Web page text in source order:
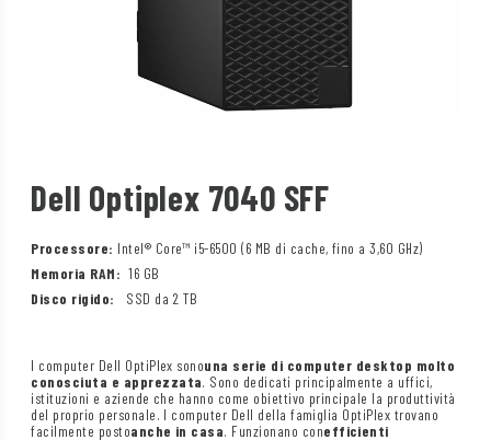
Dell Optiplex 7040 SFF
Processore: Intel® Core™ i5-6500 (6 MB di cache, fino a 3,60 GHz)
Memoria RAM:16 GB
Disco rigido: SSD da 2 TB
I computer Dell OptiPlex sonouna serie di computer desktop molto
conosciuta e apprezzata. Sono dedicati principalmente a uffici,
istituzioni e aziende che hanno come obiettivo principale la produttività
del proprio personale. I computer Dell della famiglia OptiPlex trovano
facilmente postoanche in casa. Funzionano conefficienti